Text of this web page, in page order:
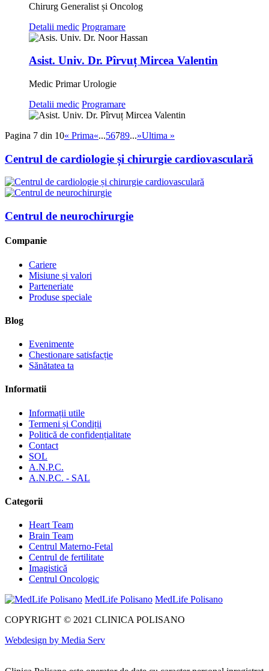
Chirurg Generalist și Oncolog
Detalii medic Programare
Asist. Univ. Dr. Pîrvuț Mircea Valentin
Medic Primar Urologie
Detalii medic Programare
Pagina 7 din 10« Prima«...56789...»Ultima »
Centrul de cardiologie și chirurgie cardiovasculară
Centrul de neurochirurgie
Companie
Cariere
Misiune și valori
Parteneriate
Produse speciale
Blog
Evenimente
Chestionare satisfacție
Sănătatea ta
Informatii
Informații utile
Termeni și Condiții
Politică de confidențialitate
Contact
SOL
A.N.P.C.
A.N.P.C. - SAL
Categorii
Heart Team
Brain Team
Centrul Materno-Fetal
Centrul de fertilitate
Imagistică
Centrul Oncologic
MedLife Polisano MedLife Polisano
COPYRIGHT © 2021 CLINICA POLISANO
Webdesign by Media Serv